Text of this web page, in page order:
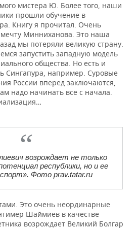
мистера Ю. Более того, наши
прошли обучение в
Книгу я прочитал. Очень
Минниханова. Это наша
мы потеряли великую страну.
запустить западную модель
общества. Но есть и
Сингапура, например. Суровые
России вперед заключаются,
надо начинать все с начала.
возрождает не только
республики, но и ее
Фото prav.tatar.ru
Это очень неординарные
Шаймиев в качестве
возрождает Великий Болгар